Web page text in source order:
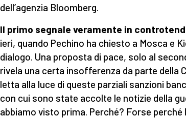
dell’agenzia Bloomberg.
Il primo segnale veramente in
ieri, quando Pechino ha chiesto a Mosca e
dialogo. Una proposta di pace, solo al
rivela una certa insofferenza da parte della
letta alla luce di queste parziali sanzioni
con cui sono state accolte le notizie della
abbiamo visto prima. Perché? Forse perché